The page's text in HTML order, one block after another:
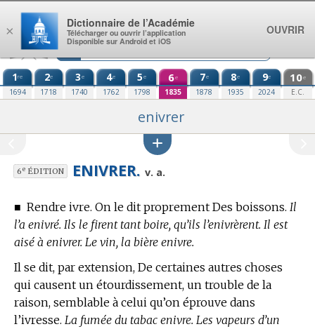
Aller au contenu
1re
1694
2e
1718
3e
1740
4e
1762
5e
1798
6e
1835
7e
1878
8e
1935
9e
2024
10e
E.C.
enivrer
6eÉDITION ENIVRER. v. a.
■ Rendre ivre. On le dit proprement Des boissons. Il
l’a enivré. Ils le firent tant boire, qu’ils l’enivrèrent. Il est
aisé à enivrer. Le vin, la bière enivre.
Il se dit, par extension, De certaines autres choses
qui causent un étourdissement, un trouble de la
raison, semblable à celui qu’on éprouve dans
l’ivresse. La fumée du tabac enivre. Les vapeurs d’un
×
Dictionnaire de l’Académie
Télécharger ou ouvrir l’application
Disponible sur Android et iOS
OUVRIR